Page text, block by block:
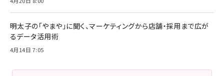
明太子の「やまや」に聞く、マーケティングから店舗・採用まで広が
るデータ活用術
4月14日 7:05